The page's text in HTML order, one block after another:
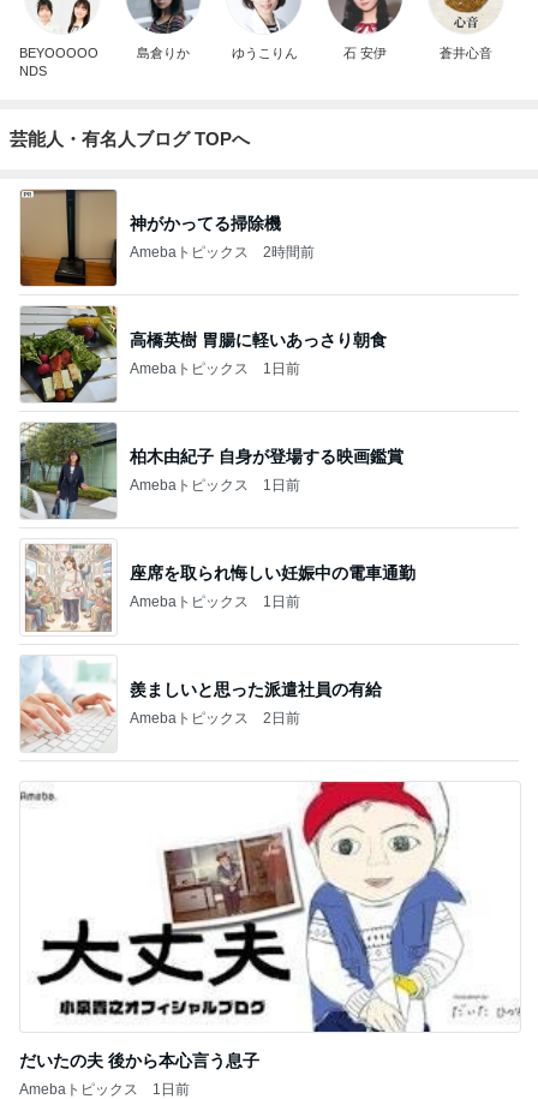
BEYOOOOO
NDS
島倉りか ゆうこりん 石 安伊 蒼井心音
芸能人・有名人ブログ TOPへ
神がかってる掃除機
Amebaトピックス 2時間前
高橋英樹 胃腸に軽いあっさり朝食
Amebaトピックス 1日前
柏木由紀子 自身が登場する映画鑑賞
Amebaトピックス 1日前
座席を取られ悔しい妊娠中の電車通勤
Amebaトピックス 1日前
羨ましいと思った派遣社員の有給
Amebaトピックス 2日前
だいたの夫 後から本心言う息子
Amebaトピックス 1日前